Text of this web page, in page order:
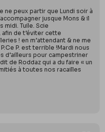
ne peux partir que Lundi soir à
jusque Mons & il
midi. Tuile. Scie
afin de t’éviter cette
! en m’attendant & ne me
P. est terrible !Mardi nous
d’ailleurs pour campestriner
de Roddaz qui a du faire « un
à toutes nos racailles